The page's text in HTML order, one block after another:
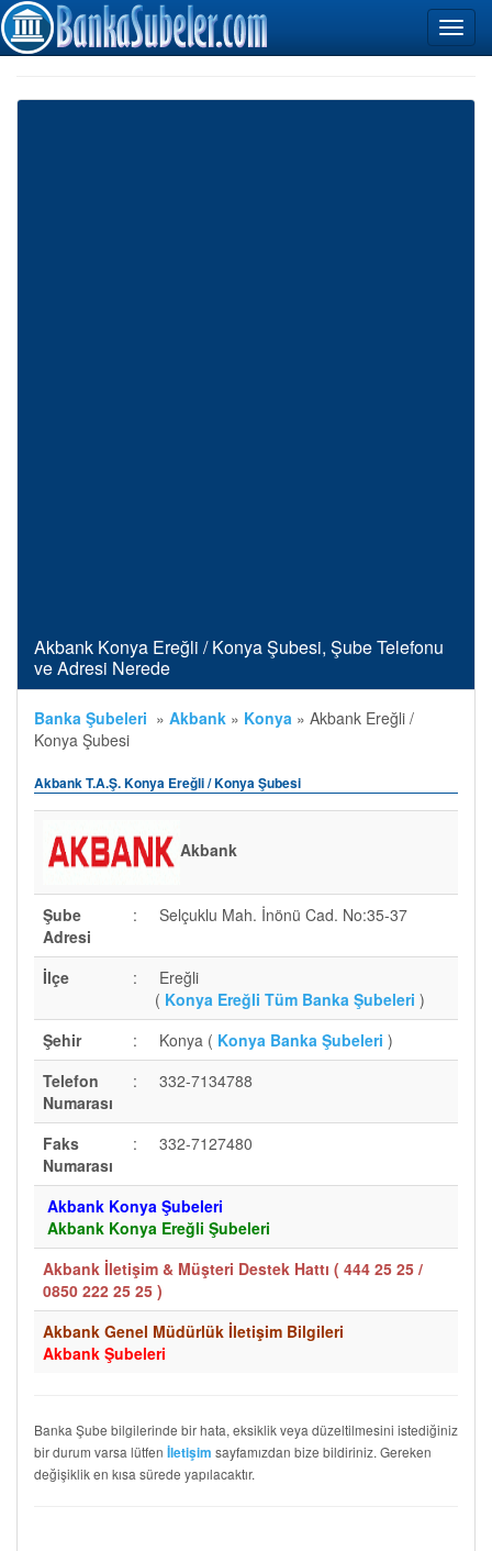
Akbank Konya Ereğli / Konya Şubesi, Şube Telefonu
ve Adresi Nerede
Banka Şubeleri » Akbank » Konya » Akbank Ereğli /
Konya Şubesi
Akbank T.A.Ş. Konya Ereğli / Konya Şubesi
Akbank
Şube
Adresi
: Selçuklu Mah. İnönü Cad. No:35-37
İlçe :
Ereğli
( Konya Ereğli Tüm Banka Şubeleri )
Şehir
: Konya ( Konya Banka Şubeleri )
Telefon
Numarası
: 332-7134788
Faks
Numarası
: 332-7127480
Akbank Konya Şubeleri
Akbank Konya Ereğli Şubeleri
Akbank İletişim & Müşteri Destek Hattı ( 444 25 25 /
0850 222 25 25 )
Akbank Genel Müdürlük İletişim Bilgileri
Akbank Şubeleri
Banka Şube bilgilerinde bir hata, eksiklik veya düzeltilmesini istediğiniz
bir durum varsa lütfen İletişim sayfamızdan bize bildiriniz. Gereken
değişiklik en kısa sürede yapılacaktır.